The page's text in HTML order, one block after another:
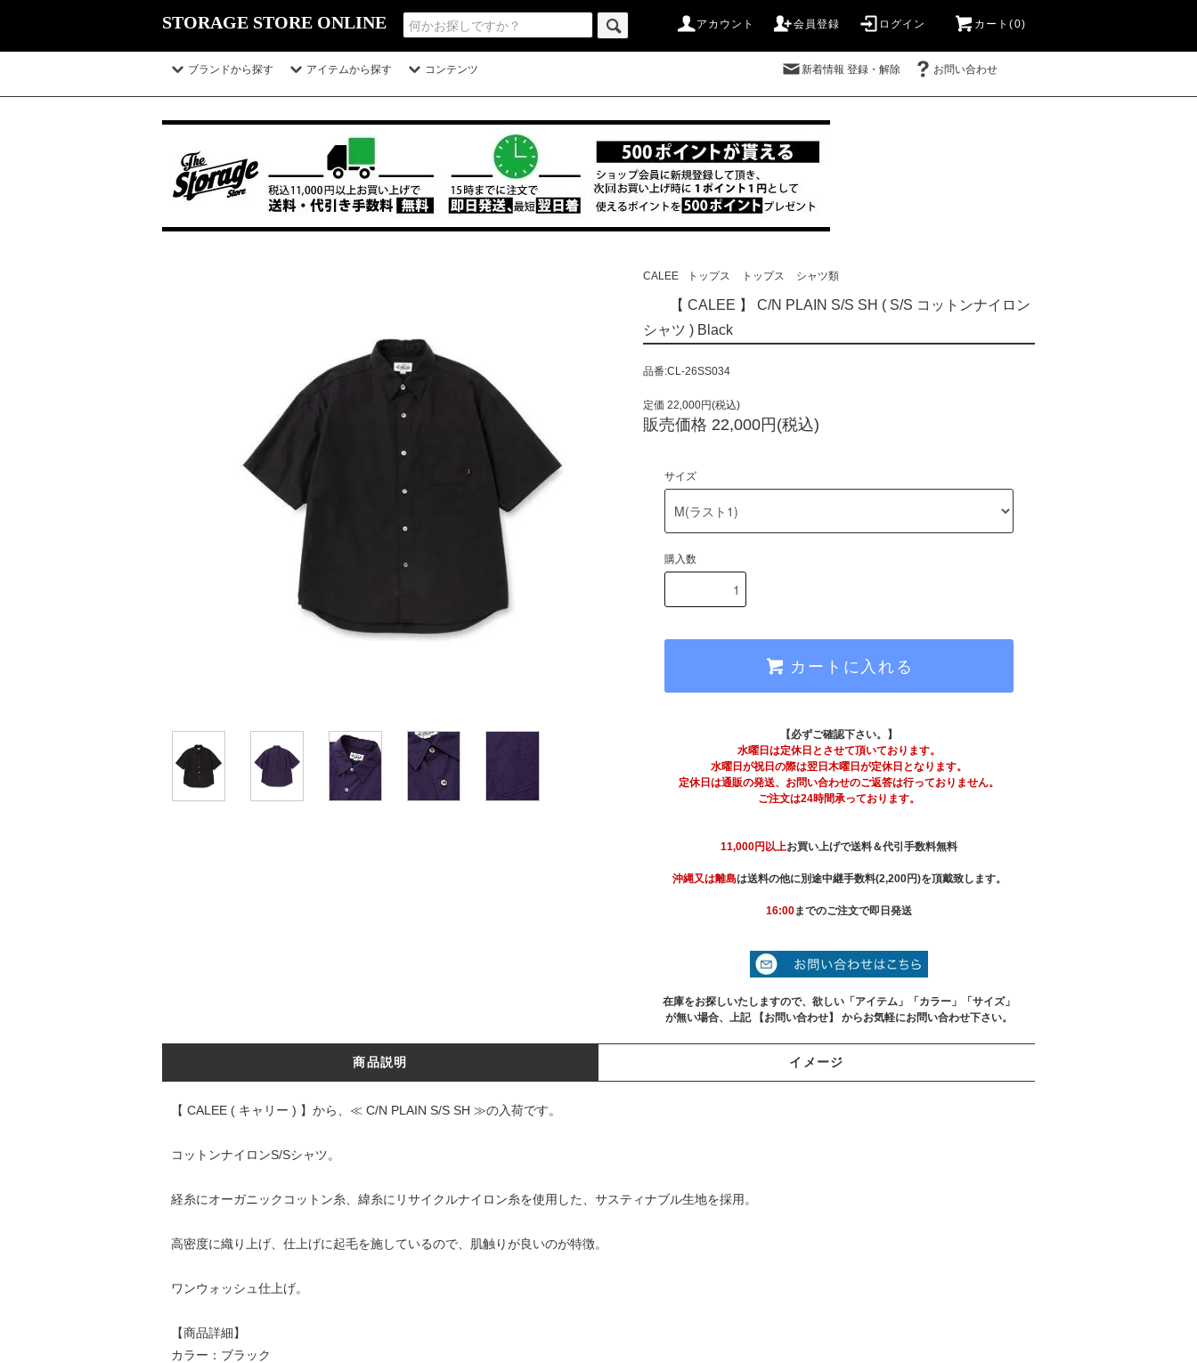
STORAGE STORE ONLINE アカウント 会員登録 ログイン カート(0)
ブランドから探す アイテムから探す コンテンツ 新着情報 登録・解除 お問い合わせ
CALEE トップス トップス シャツ類
【 CALEE 】 C/N PLAIN S/S SH ( S/S コットンナイロン
シャツ ) Black
品番:CL-26SS034
定価 22,000円(税込)
販売価格 22,000円(税込)
サイズ
購入数
カートに入れる
【必ずご確認下さい。】
水曜日は定休日とさせて頂いております。
水曜日が祝日の際は翌日木曜日が定休日となります。
定休日は通販の発送、お問い合わせのご返答は行っておりません。
ご注文は24時間承っております。
11,000円以上お買い上げで送料＆代引手数料無料
沖縄又は離島は送料の他に別途中継手数料(2,200円)を頂戴致します。
16:00までのご注文で即日発送
在庫をお探しいたしますので、欲しい「アイテム」「カラー」「サイズ」
が無い場合、上記 【お問い合わせ】 からお気軽にお問い合わせ下さい。
商品説明 イメージ
【 CALEE ( キャリー ) 】から、≪ C/N PLAIN S/S SH ≫の入荷です。
コットンナイロンS/Sシャツ。
経糸にオーガニックコットン糸、緯糸にリサイクルナイロン糸を使用した、サスティナブル生地を採用。
高密度に織り上げ、仕上げに起毛を施しているので、肌触りが良いのが特徴。
ワンウォッシュ仕上げ。
【商品詳細】
カラー：ブラック